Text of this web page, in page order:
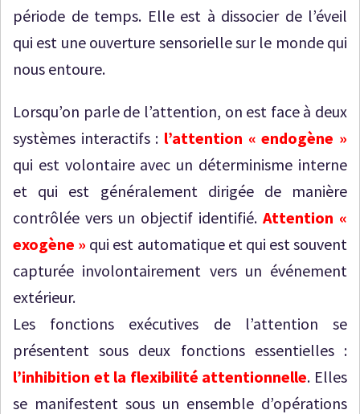
période de temps. Elle est à dissocier de l’éveil
qui est une ouverture sensorielle sur le monde qui
nous entoure.
Lorsqu’on parle de l’attention, on est face à deux
systèmes interactifs : l’attention « endogène »
qui est volontaire avec un déterminisme interne
et qui est généralement dirigée de manière
contrôlée vers un objectif identifié. Attention «
exogène » qui est automatique et qui est souvent
capturée involontairement vers un événement
extérieur.
Les fonctions exécutives de l’attention se
présentent sous deux fonctions essentielles :
l’inhibition et la flexibilité attentionnelle. Elles
se manifestent sous un ensemble d’opérations